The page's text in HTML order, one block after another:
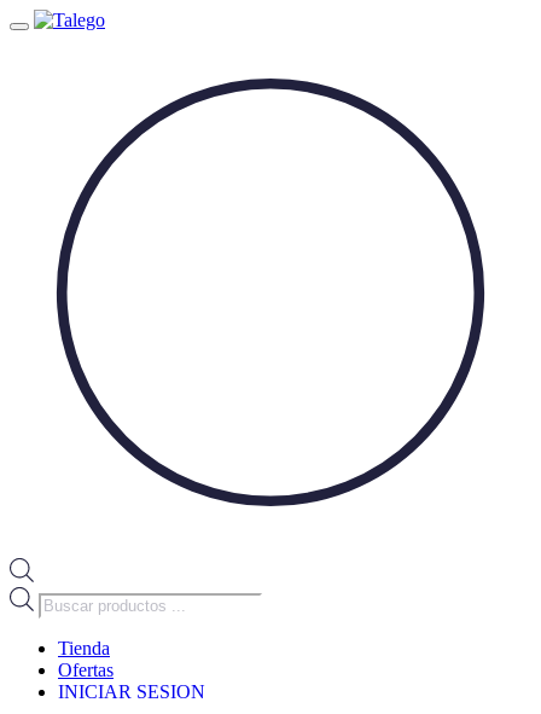
Búsqueda
de
productos
Tienda
Ofertas
INICIAR SESION